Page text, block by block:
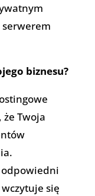
biznesu?
Twoja
się